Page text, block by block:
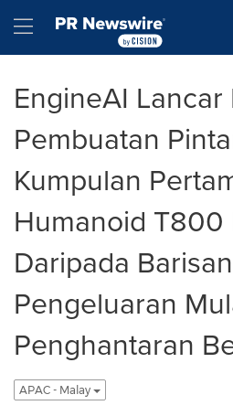
Hamburger menu
EngineAI
Pembuatan
Kumpulan
Humanoid T800
Daripada Barisan
Pengeluaran
Penghantaran
APAC - Malay